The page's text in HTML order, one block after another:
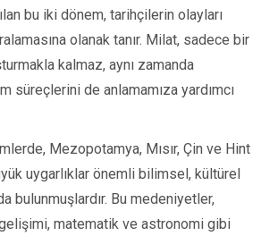
bu iki dönem, tarihçilerin olayları
olanak tanır. Milat, sadece bir
kalmaz, aynı zamanda
süreçlerini de anlamamıza yardımcı
Mezopotamya, Mısır, Çin ve Hint
uygarlıklar önemli bilimsel, kültürel
bulunmuşlardır. Bu medeniyetler,
gelişimi, matematik ve astronomi gibi